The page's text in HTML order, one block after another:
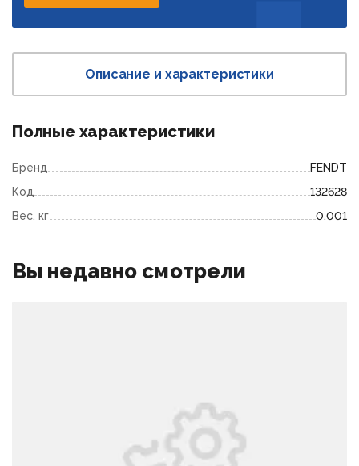
Описание и характеристики
Полные характеристики
Бренд
FENDT
Код
132628
Вес, кг
0.001
Вы недавно смотрели